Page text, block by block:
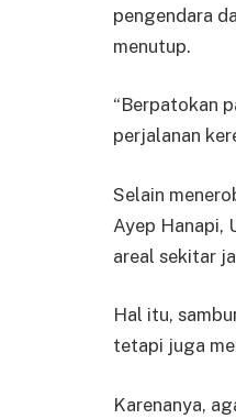
pengendara
menutup.
“Berpatokan
perjalanan
Selain
Ayep Hanapi,
areal sekitar
Hal itu,
tetapi juga
Karenanya,